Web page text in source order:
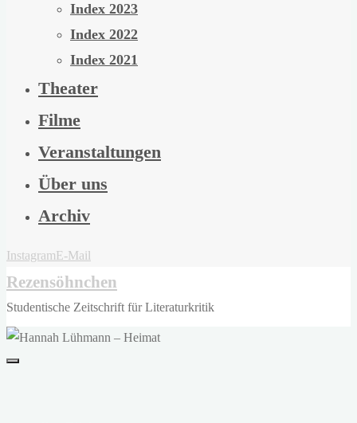
Index 2023
Index 2022
Index 2021
Theater
Filme
Veranstaltungen
Über uns
Archiv
InstagramE-Mail
Rezensöhnchen
Studentische Zeitschrift für Literaturkritik